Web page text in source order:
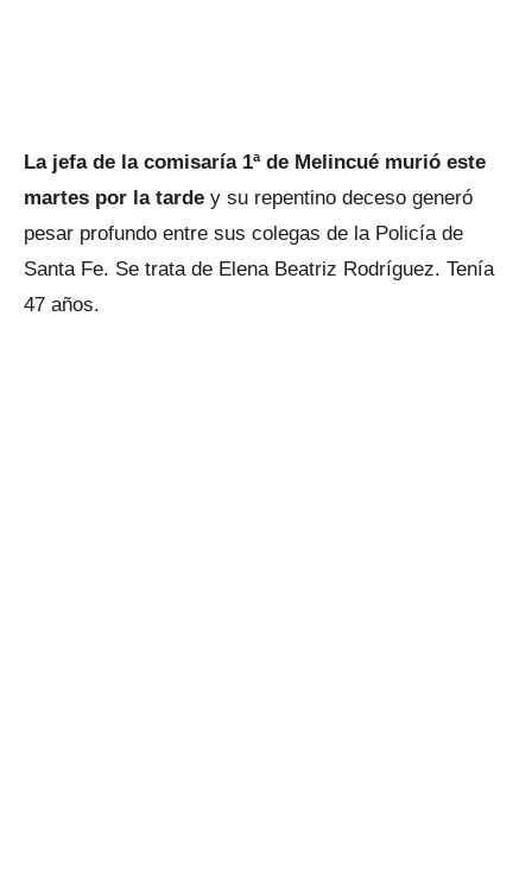
La jefa de la comisaría 1ª de Melincué murió este
martes por la tarde y su repentino deceso generó
pesar profundo entre sus colegas de la Policía de
Santa Fe. Se trata de Elena Beatriz Rodríguez. Tenía
47 años.